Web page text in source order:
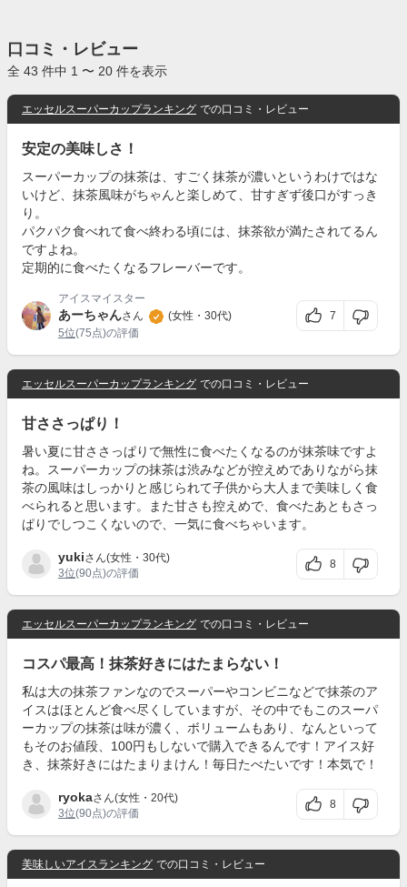
口コミ・レビュー
全 43 件中 1 〜 20 件を表示
エッセルスーパーカップランキング での口コミ・レビュー
安定の美味しさ！
スーパーカップの抹茶は、すごく抹茶が濃いというわけではな
いけど、抹茶風味がちゃんと楽しめて、甘すぎず後口がすっき
り。
パクパク食べれて食べ終わる頃には、抹茶欲が満たされてるん
ですよね。
定期的に食べたくなるフレーバーです。
アイスマイスター
あーちゃんさん
(女性・30代)
5位(75点)の評価
7
エッセルスーパーカップランキング での口コミ・レビュー
甘ささっぱり！
暑い夏に甘ささっぱりで無性に食べたくなるのが抹茶味ですよ
ね。スーパーカップの抹茶は渋みなどが控えめでありながら抹
茶の風味はしっかりと感じられて子供から大人まで美味しく食
べられると思います。また甘さも控えめで、食べたあともさっ
ぱりでしつこくないので、一気に食べちゃいます。
yukiさん(女性・30代)
3位(90点)の評価
8
エッセルスーパーカップランキング での口コミ・レビュー
コスパ最高！抹茶好きにはたまらない！
私は大の抹茶ファンなのでスーパーやコンビニなどで抹茶のア
イスはほとんど食べ尽くしていますが、その中でもこのスーパ
ーカップの抹茶は味が濃く、ボリュームもあり、なんといって
もそのお値段、100円もしないで購入できるんです！アイス好
き、抹茶好きにはたまりまけん！毎日たべたいです！本気で！
ryokaさん(女性・20代)
3位(90点)の評価
8
美味しいアイスランキング での口コミ・レビュー